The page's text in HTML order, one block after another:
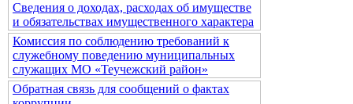
Сведения о доходах, расходах об имуществе
и обязательствах имущественного характера
Комиссия по соблюдению требований к
служебному поведению муниципальных
служащих МО «Теучежский район»
Обратная связь для сообщений о фактах